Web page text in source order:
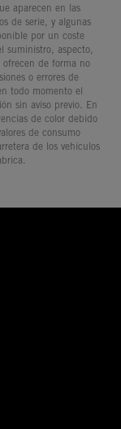
aparecen en las
de serie, y algunas
por un coste
suministro, aspecto,
ofrecen de forma no
o errores de
todo momento el
sin aviso previo. En
de color debido
de consumo
de los vehículos